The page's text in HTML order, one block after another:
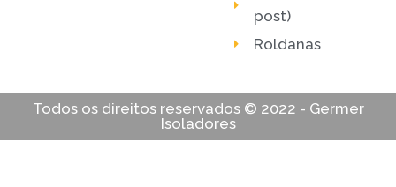
post)
Roldanas
Todos os direitos reservados © 2022 - Germer
Isoladores